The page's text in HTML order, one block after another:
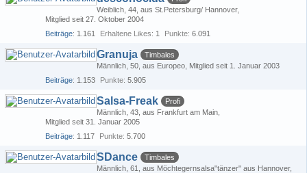
Weiblich 44 aus St.Petersburg/ Hannover
Mitglied seit 27. Oktober 2004
Beiträge 1.161 Erhaltene Likes 1 Punkte 6.091
Granuja
Timbales
Männlich 50 aus Europeo Mitglied seit 1. Januar 2003
Beiträge 1.153 Punkte 5.905
Salsa-Freak
Profi
Männlich 43 aus Frankfurt am Main
Mitglied seit 31. Januar 2005
Beiträge 1.117 Punkte 5.700
SDance
Timbales
Männlich 61
aus Möchtegernsalsa"tänzer" aus Hannover